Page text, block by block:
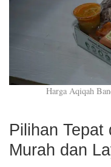
Harga Aqiqah
Pilihan Tepat
Murah dan